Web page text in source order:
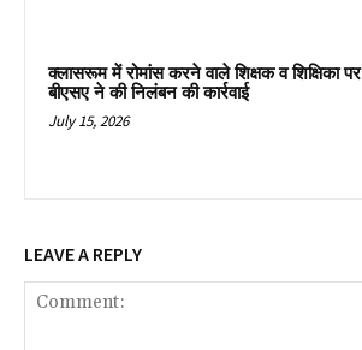
क्लासरूम में रोमांस करने वाले शिक्षक व शिक्षिका पर
बीएसए ने की निलंबन की कार्रवाई
July 15, 2026
LEAVE A REPLY